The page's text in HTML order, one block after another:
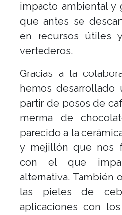
impacto ambiental y
que antes se
en recursos útiles
vertederos.
Gracias a la
hemos desarrollado
partir de posos de
merma de
parecido a la
y mejillón que nos
con el que
alternativa. También
las pieles de
aplicaciones con